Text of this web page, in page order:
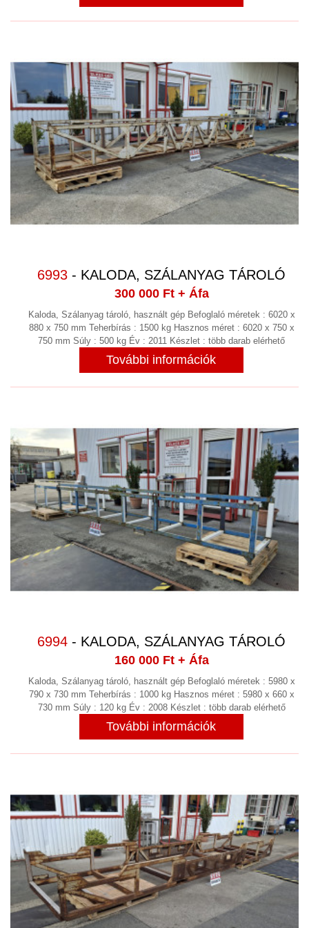
6993 - KALODA, SZÁLANYAG TÁROLÓ
300 000 Ft+ Áfa
Kaloda, Szálanyag tároló, használt gép Befoglaló méretek : 6020 x
880 x 750 mm Teherbírás : 1500 kg Hasznos méret : 6020 x 750 x
750 mm Súly : 500 kg Év : 2011 Készlet : több darab elérhető
További információk
6994 - KALODA, SZÁLANYAG TÁROLÓ
160 000 Ft+ Áfa
Kaloda, Szálanyag tároló, használt gép Befoglaló méretek : 5980 x
790 x 730 mm Teherbírás : 1000 kg Hasznos méret : 5980 x 660 x
730 mm Súly : 120 kg Év : 2008 Készlet : több darab elérhető
További információk